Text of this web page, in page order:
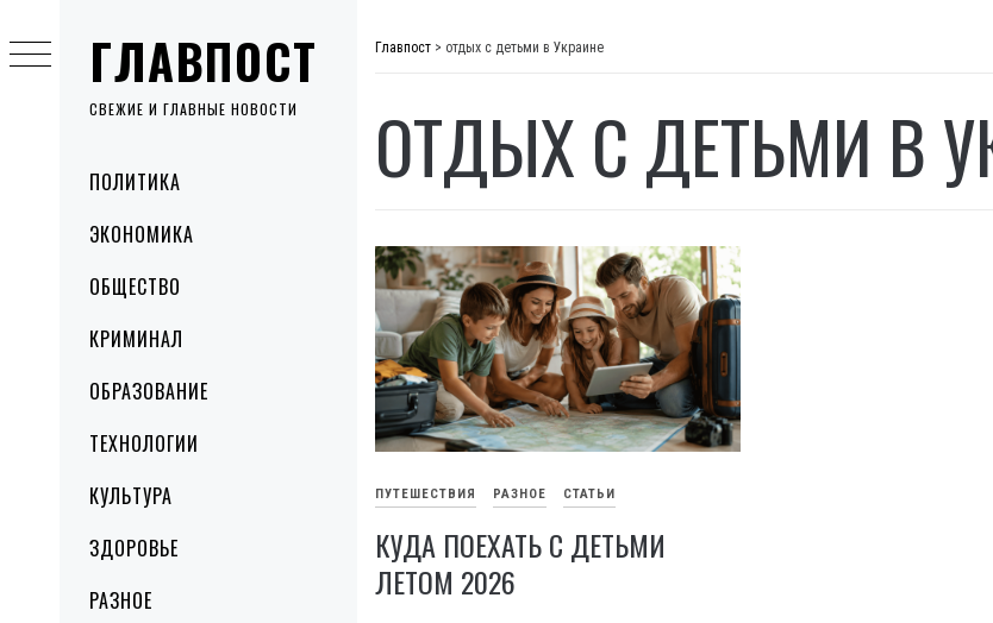
ГЛАВПОСТ
СВЕЖИЕ И ГЛАВНЫЕ НОВОСТИ
MenuПОЛИТИКА
ЭКОНОМИКА
ОБЩЕСТВО
КРИМИНАЛ
ОБРАЗОВАНИЕ
ТЕХНОЛОГИИ
КУЛЬТУРА
ЗДОРОВЬЕ
РАЗНОЕ
to
content
Главпост > отдых с детьми в Украине
ОТДЫХ С ДЕТЬМИ В
ПУТЕШЕСТВИЯ РАЗНОЕ СТАТЬИ
КУДА ПОЕХАТЬ С ДЕТЬМИ
ЛЕТОМ 2026